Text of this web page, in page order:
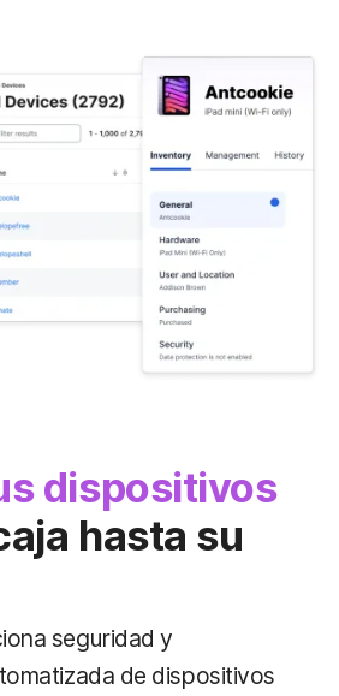
dispositivos
hasta su
seguridad y
de dispositivos